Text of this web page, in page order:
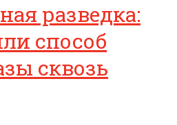
разведка:
способ
сквозь